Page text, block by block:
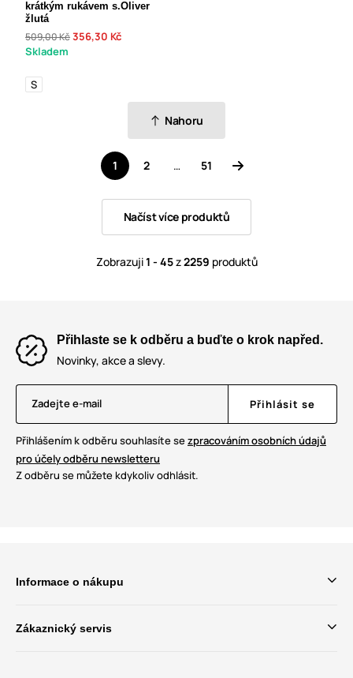
krátkým rukávem s.Oliver
žlutá
509,00 Kč356,30 Kč
Skladem
S
Nahoru
1 2 … 51
Načíst více produktů
Zobrazuji1 - 45z2259 produktů
Přihlaste se k odběru a buďte o krok napřed.
Novinky, akce a slevy.
Zadejte e-mail Přihlásit se
Přihlášením k odběru souhlasíte sezpracováním osobních údajů
pro účely odběru newsletteru
Z odběru se můžete kdykoliv odhlásit.
Informace o nákupu
Zákaznický servis